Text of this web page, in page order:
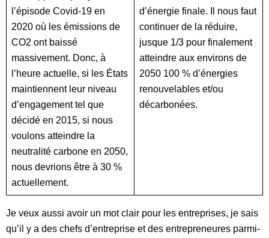
l’épisode Covid-19 en
2020 où les émissions de
CO2 ont baissé
massivement. Donc, à
l’heure actuelle, si les États
maintiennent leur niveau
d’engagement tel que
décidé en 2015, si nous
voulons atteindre la
neutralité carbone en 2050,
nous devrions être à 30 %
actuellement.
d’énergie finale. Il nous faut
continuer de la réduire,
jusque 1/3 pour finalement
atteindre aux environs de
2050 100 % d’énergies
renouvelables et/ou
décarbonées.
Je veux aussi avoir un mot clair pour les entreprises, je sais
qu’il y a des chefs d’entreprise et des entrepreneures parmi-